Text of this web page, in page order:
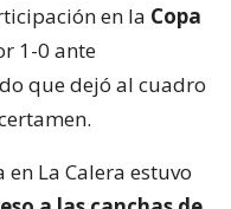
en la Copa
1-0 ante
que dejó al cuadro
La Calera estuvo